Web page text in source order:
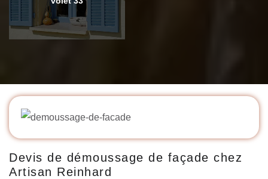
Devis de démoussage de façade chez
Artisan Reinhard